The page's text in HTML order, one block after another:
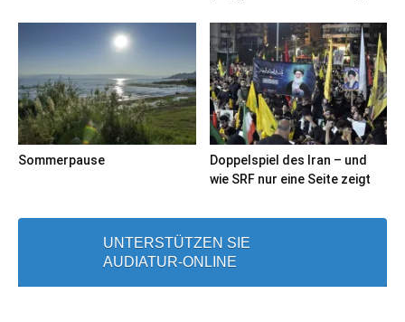
Sommerpause
Doppelspiel des Iran – und
wie SRF nur eine Seite zeigt
UNTERSTÜTZEN SIE
AUDIATUR-ONLINE